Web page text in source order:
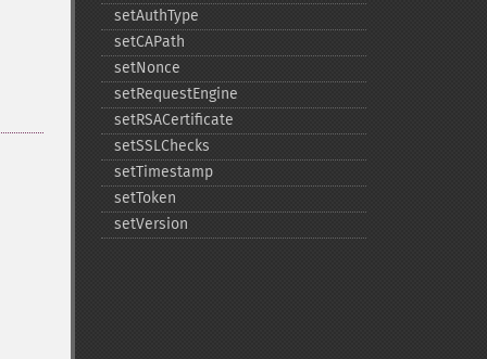
setAuthType
setCAPath
setNonce
setRequestEngine
setRSACertificate
setSSLChecks
setTimestamp
setToken
setVersion